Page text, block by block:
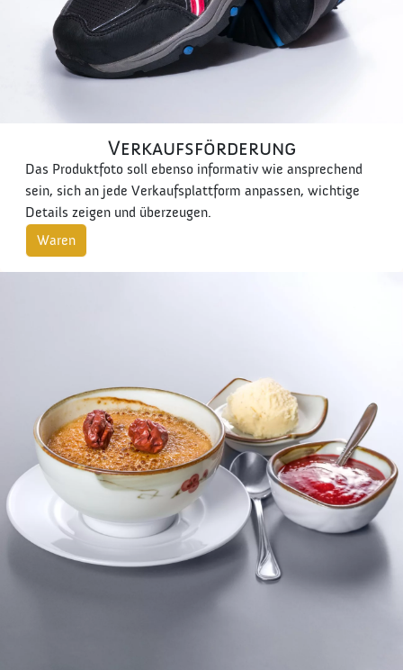
Verkaufsförderung
Das Produktfoto soll ebenso informativ wie ansprechend
sein, sich an jede Verkaufsplattform anpassen, wichtige
Details zeigen und überzeugen.
Waren